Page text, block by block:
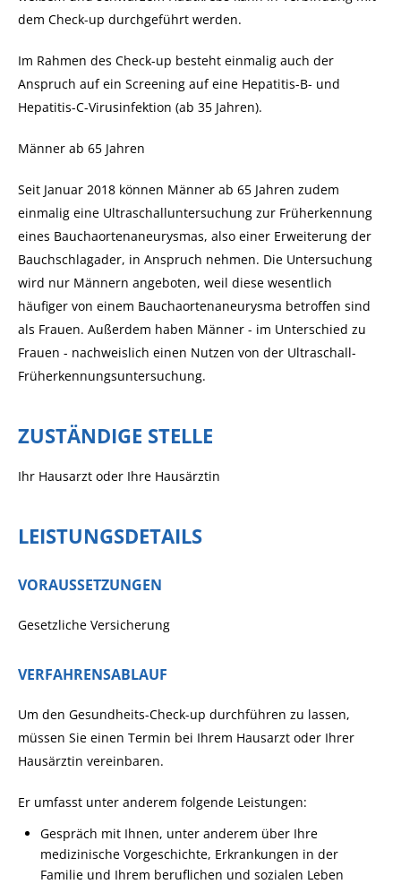
dem Check-up durchgeführt werden.
Im Rahmen des Check-up besteht einmalig auch der
Anspruch auf ein Screening auf eine Hepatitis-B- und
Hepatitis-C-Virusinfektion (ab 35 Jahren).
Männer ab 65 Jahren
Seit Januar 2018 können Männer ab 65 Jahren zudem
einmalig eine Ultraschalluntersuchung zur Früherkennung
eines Bauchaortenaneurysmas, also einer Erweiterung der
Bauchschlagader, in Anspruch nehmen. Die Untersuchung
wird nur Männern angeboten, weil diese wesentlich
häufiger von einem Bauchaortenaneurysma betroffen sind
als Frauen. Außerdem haben Männer - im Unterschied zu
Frauen - nachweislich einen Nutzen von der Ultraschall-
Früherkennungsuntersuchung.
ZUSTÄNDIGE STELLE
Ihr Hausarzt oder Ihre Hausärztin
LEISTUNGSDETAILS
VORAUSSETZUNGEN
Gesetzliche Versicherung
VERFAHRENSABLAUF
Um den Gesundheits-Check-up durchführen zu lassen,
müssen Sie einen Termin bei Ihrem Hausarzt oder Ihrer
Hausärztin vereinbaren.
Er umfasst unter anderem folgende Leistungen:
Gespräch mit Ihnen, unter anderem über Ihre
medizinische Vorgeschichte, Erkrankungen in der
Familie und Ihrem beruflichen und sozialen Leben